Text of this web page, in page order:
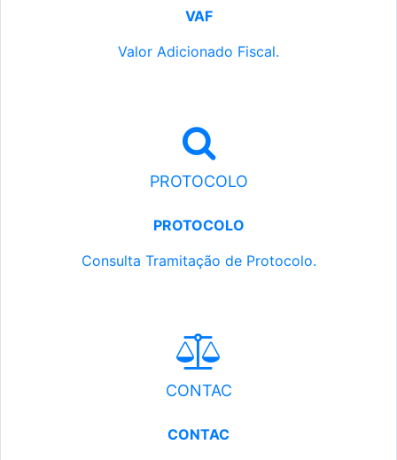
VAF
Valor Adicionado Fiscal.
PROTOCOLO
PROTOCOLO
Consulta Tramitação de Protocolo.
CONTAC
CONTAC